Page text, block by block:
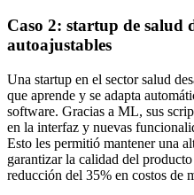
Caso 2: startup de salud
autoajustables
Una startup en el sector salud
que aprende y se adapta
software. Gracias a ML, sus
en la interfaz y nuevas
Esto les permitió mantener una
garantizar la calidad del
reducción del 35% en costos de